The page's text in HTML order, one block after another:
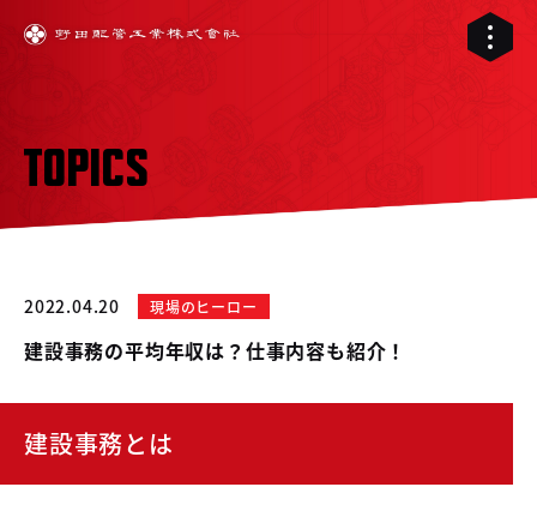
TOPICS
2022.04.20 現場のヒーロー
建設事務の平均年収は？仕事内容も紹介！
建設事務とは